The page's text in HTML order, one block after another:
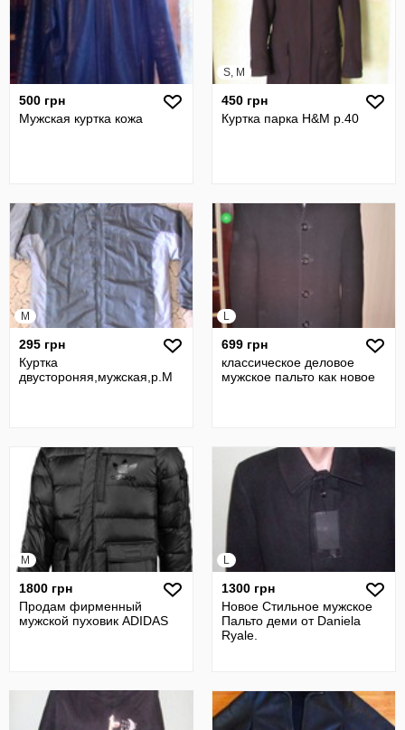
500 грн
Мужская куртка кожа
S, M
450 грн
Куртка парка H&M р.40
M
295 грн
Куртка
двустороняя,мужская,р.М
L
699 грн
классическое деловое
мужское пальто как новое
M
1800 грн
Продам фирменный
мужской пуховик ADIDAS
L
1300 грн
Новое Стильное мужское
Пальто деми от Daniela
Ryale.